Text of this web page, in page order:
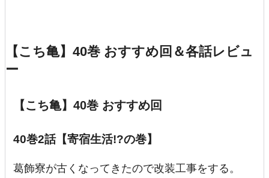
【こち亀】40巻 おすすめ回＆各話レビュ
ー
【こち亀】40巻 おすすめ回
40巻2話【寄宿生活!?の巻】
葛飾寮が古くなってきたので改装工事をする。